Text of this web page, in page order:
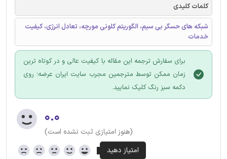
کلمات کلیدی
شبکه های حسگر بی سیم، الگوریتم کلونی مورچه، تعادل انرژی، کیفیت
خدمات
برای سفارش ترجمه این مقاله با کیفیت عالی و در کوتاه ترین
زمان ممکن توسط مترجمین مجرب سایت ایران عرضه؛ روی
دکمه سبز رنگ کلیک نمایید.
۰.۰
(هنوز امتیازی ثبت نشده است)